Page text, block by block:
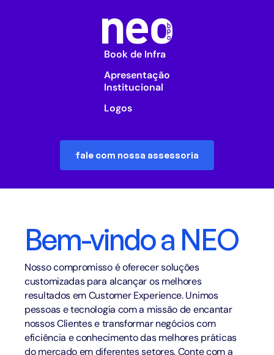
Book de Infra
Apresentação
Institucional
Logos
fale com nossa assessoria
Bem-vindo a NEO
Nosso compromisso é oferecer soluções
customizadas para alcançar os melhores
resultados em Customer Experience. Unimos
pessoas e tecnologia com a missão de encantar
nossos Clientes e transformar negócios com
eficiência e conhecimento das melhores práticas
do mercado em diferentes setores. Conte com a